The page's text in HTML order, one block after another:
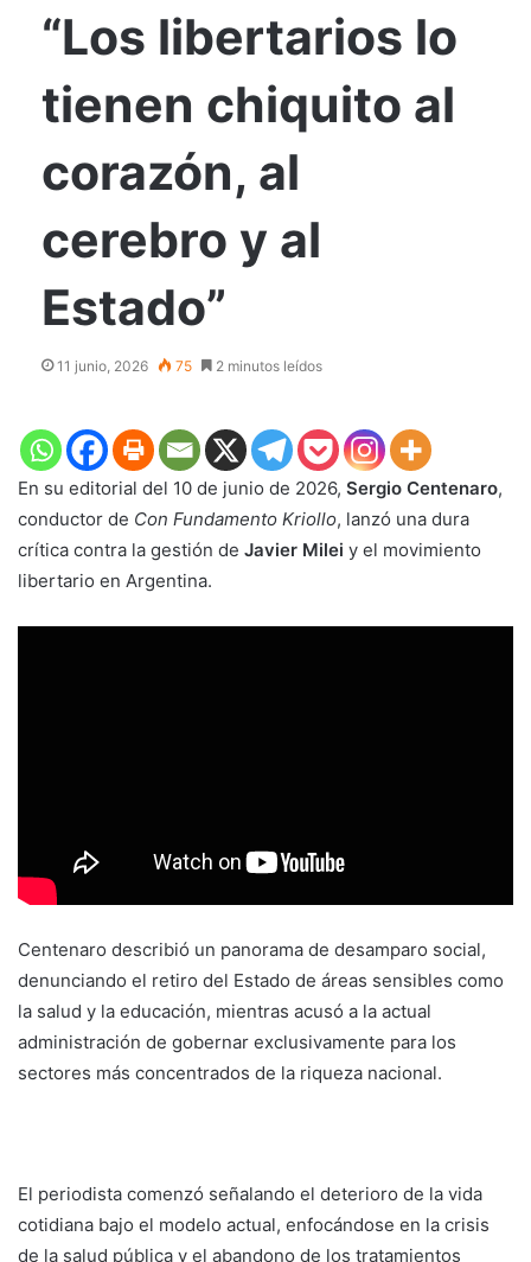
“Los libertarios lo
tienen chiquito al
corazón, al
cerebro y al
Estado”
11 junio, 2026 75 2 minutos leídos
En su editorial del 10 de junio de 2026, Sergio Centenaro,
conductor de Con Fundamento Kriollo, lanzó una dura
crítica contra la gestión de Javier Milei y el movimiento
libertario en Argentina.
Centenaro describió un panorama de desamparo social,
denunciando el retiro del Estado de áreas sensibles como
la salud y la educación, mientras acusó a la actual
administración de gobernar exclusivamente para los
sectores más concentrados de la riqueza nacional.
El periodista comenzó señalando el deterioro de la vida
cotidiana bajo el modelo actual, enfocándose en la crisis
de la salud pública y el abandono de los tratamientos